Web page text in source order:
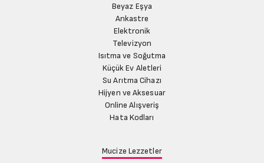
Beyaz Eşya
Ankastre
Elektronik
Televizyon
Isıtma ve Soğutma
Küçük Ev Aletleri
Su Arıtma Cihazı
Hijyen ve Aksesuar
Online Alışveriş
Hata Kodları
Mucize Lezzetler